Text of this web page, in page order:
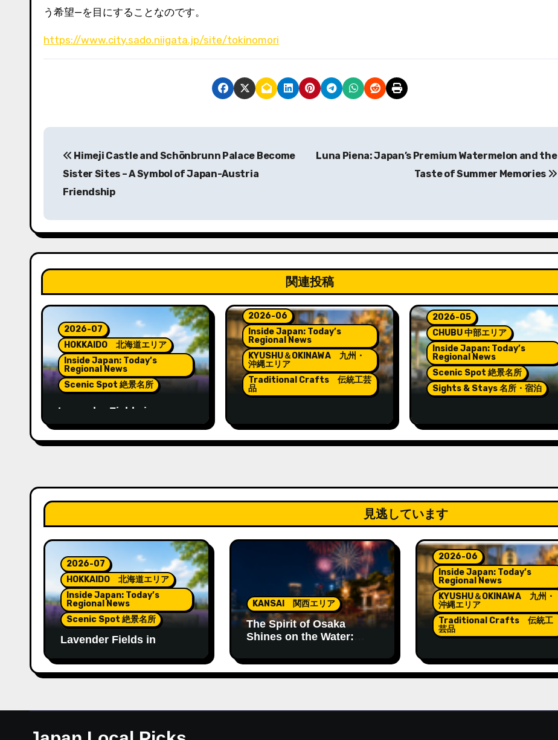
う希望—を目にすることなのです。
https://www.city.sado.niigata.jp/site/tokinomori
ビ
ゲ
ョ
ン
Himeji Castle and Schönbrunn Palace Become
Sister Sites – A Symbol of Japan-Austria
Friendship
Luna Piena: Japan’s Premium Watermelon and the
Taste of Summer Memories
関連投稿
2026-07
HOKKAIDO 北海道エリア
Inside Japan: Today’s
Regional News
Scenic Spot 絶景名所
Lavender Fields in
Hokkaido: A Summer
Color and Fragrance
2026-06
Inside Japan: Today’s
Regional News
KYUSHU＆OKINAWA 九州・
沖縄エリア
Traditional Crafts 伝統工芸
品
Spirit of Hakata Gion
Yamakasa
2026-05
CHUBU 中部エリア
Inside Japan: Today’s
Regional News
Scenic Spot 絶景名所
Sights & Stays 名所・宿泊
at Wakura Onsen’s New
Footbath
見逃しています
2026-07
HOKKAIDO 北海道エリア
Inside Japan: Today’s
Regional News
Scenic Spot 絶景名所
Lavender Fields in
Landscape Filled with
Color and Fragrance
KANSAI 関西エリア
The Spirit of Osaka
Shines on the Water:
2026-06
Inside Japan: Today’s
Regional News
KYUSHU＆OKINAWA 九州・
沖縄エリア
Traditional Crafts 伝統工
芸品
Spirit of Hakata Gion
Yamakasa